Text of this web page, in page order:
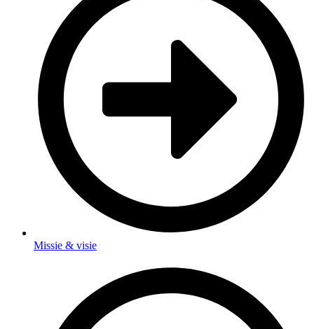
Missie & visie